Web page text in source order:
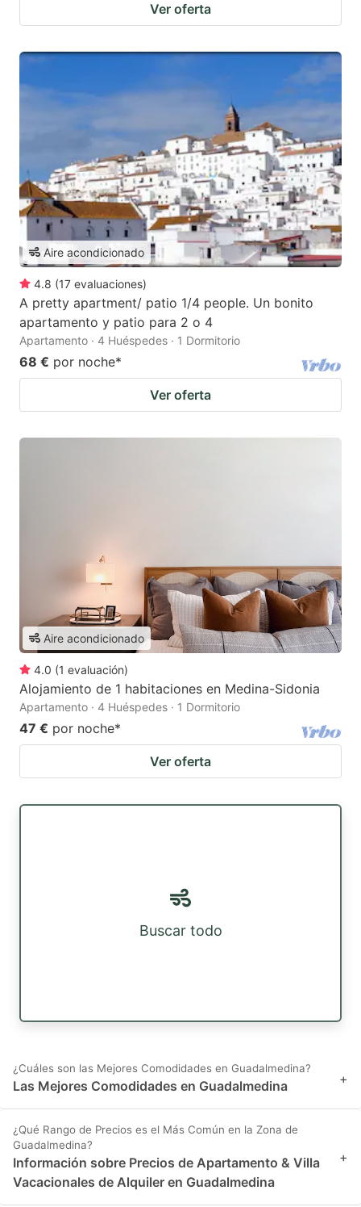
Ver oferta
Aire acondicionado
4.8 (17 evaluaciones)
A pretty apartment/ patio 1/4 people. Un bonito
apartamento y patio para 2 o 4
Apartamento · 4 Huéspedes · 1 Dormitorio
68 € por noche*
Ver oferta
Aire acondicionado
4.0 (1 evaluación)
Alojamiento de 1 habitaciones en Medina-Sidonia
Apartamento · 4 Huéspedes · 1 Dormitorio
47 € por noche*
Ver oferta
Buscar todo
¿Cuáles son las Mejores Comodidades en Guadalmedina?
Las Mejores Comodidades en Guadalmedina +
¿Qué Rango de Precios es el Más Común en la Zona de
Guadalmedina?
Información sobre Precios de Apartamento & Villa
Vacacionales de Alquiler en Guadalmedina
+